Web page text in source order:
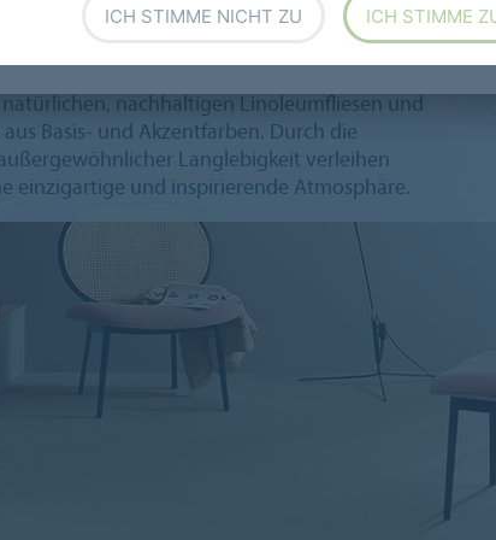
nachhaltigen Linoleumfliesen und
Basis- und Akzentfarben. Durch die
Langlebigkeit verleihen
einzigartige und inspirierende Atmosphäre.
ICH STIMME NICHT ZU ICH STIMME